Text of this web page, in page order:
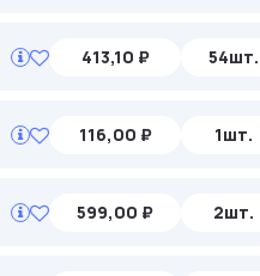
413,10 ₽ 54шт.
116,00 ₽ 1шт.
599,00 ₽ 2шт.